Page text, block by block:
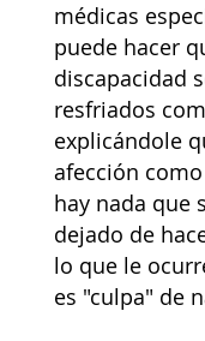
médicas
puede hacer
discapacidad
resfriados
explicándole
afección
hay nada que
dejado de
lo que le
es "culpa" de